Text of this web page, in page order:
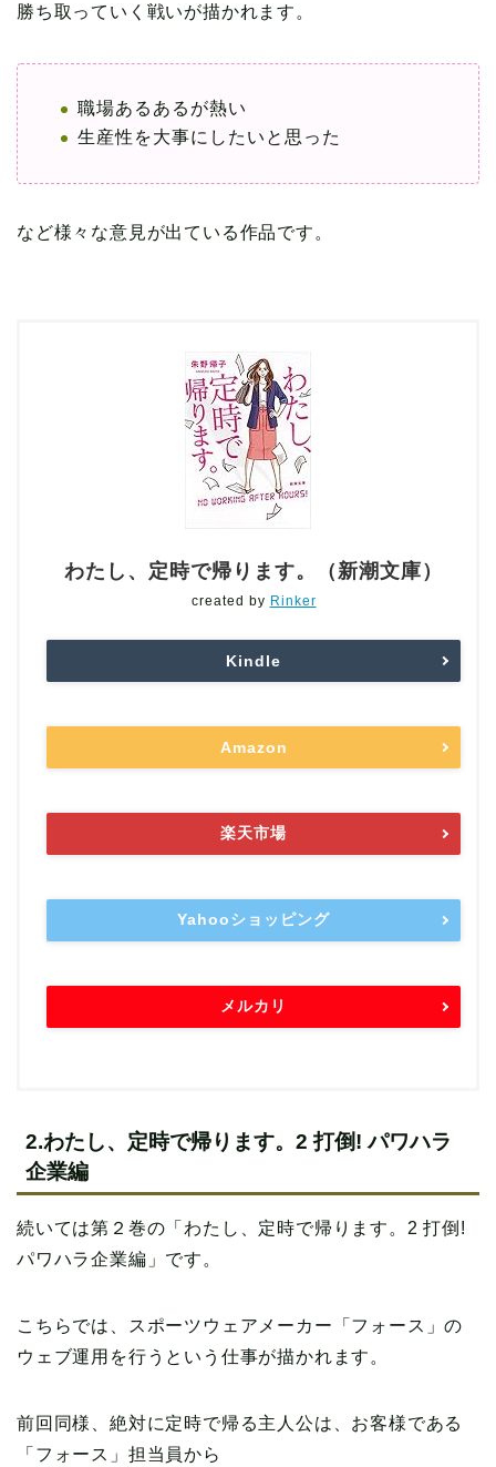
勝ち取っていく戦いが描かれます。
職場あるあるが熱い
生産性を大事にしたいと思った
など様々な意見が出ている作品です。
わたし、定時で帰ります。（新潮文庫）
created by Rinker
Kindle
Amazon
楽天市場
Yahooショッピング
メルカリ
2.わたし、定時で帰ります。2 打倒! パワハラ
企業編
続いては第２巻の「わたし、定時で帰ります。2 打倒!
パワハラ企業編」です。
こちらでは、スポーツウェアメーカー「フォース」の
ウェブ運用を行うという仕事が描かれます。
前回同様、絶対に定時で帰る主人公は、お客様である
「フォース」担当員から